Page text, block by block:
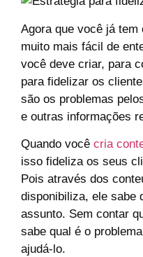
Agora que você já
muito mais fácil de
você deve criar, para
para fidelizar os
são os problemas
e outras informações
Quando você cria
isso fideliza os seus
Pois através dos
disponibiliza, ele sabe
assunto. Sem contar
sabe qual é o
ajudá-lo.